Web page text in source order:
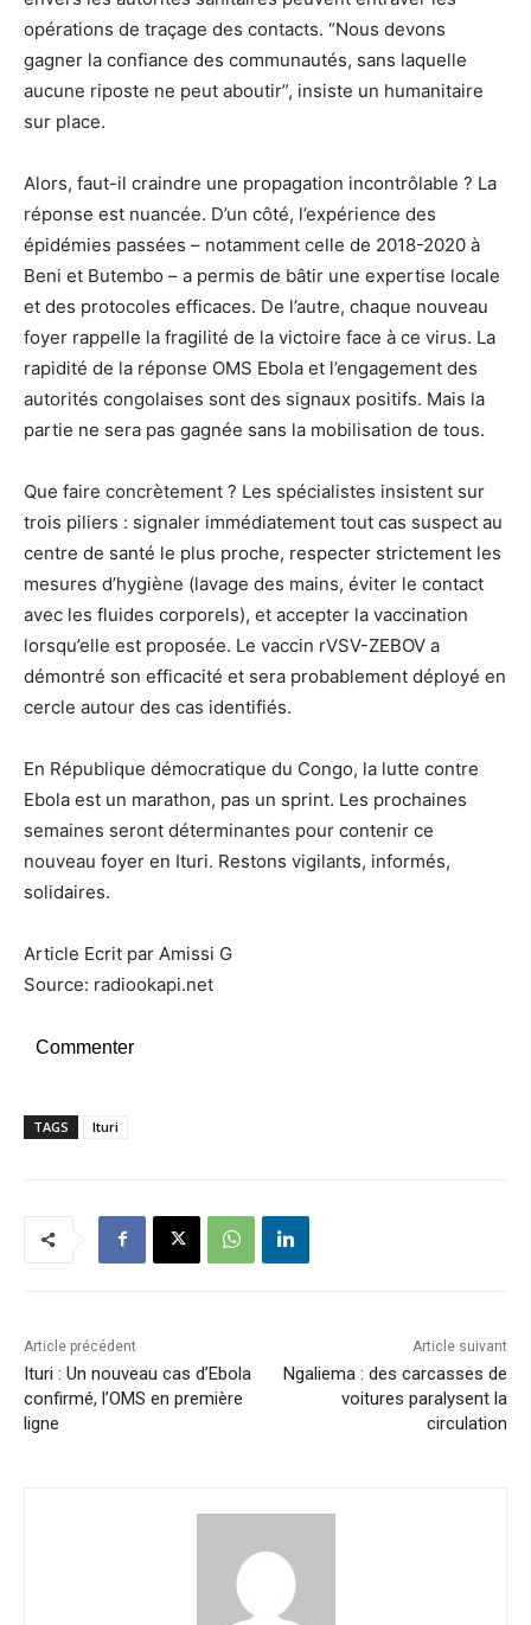
opérations de traçage des contacts. “Nous devons
gagner la confiance des communautés, sans laquelle
aucune riposte ne peut aboutir”, insiste un humanitaire
sur place.
Alors, faut-il craindre une propagation incontrôlable ? La
réponse est nuancée. D’un côté, l’expérience des
épidémies passées – notamment celle de 2018-2020 à
Beni et Butembo – a permis de bâtir une expertise locale
et des protocoles efficaces. De l’autre, chaque nouveau
foyer rappelle la fragilité de la victoire face à ce virus. La
rapidité de la réponse OMS Ebola et l’engagement des
autorités congolaises sont des signaux positifs. Mais la
partie ne sera pas gagnée sans la mobilisation de tous.
Que faire concrètement ? Les spécialistes insistent sur
trois piliers : signaler immédiatement tout cas suspect au
centre de santé le plus proche, respecter strictement les
mesures d’hygiène (lavage des mains, éviter le contact
avec les fluides corporels), et accepter la vaccination
lorsqu’elle est proposée. Le vaccin rVSV-ZEBOV a
démontré son efficacité et sera probablement déployé en
cercle autour des cas identifiés.
En République démocratique du Congo, la lutte contre
Ebola est un marathon, pas un sprint. Les prochaines
semaines seront déterminantes pour contenir ce
nouveau foyer en Ituri. Restons vigilants, informés,
solidaires.
Article Ecrit par Amissi G
Source: radiookapi.net
Commenter
TAGS Ituri
Article précédent
Ituri : Un nouveau cas d’Ebola
confirmé, l’OMS en première
ligne
Article suivant
Ngaliema : des carcasses de
voitures paralysent la
circulation